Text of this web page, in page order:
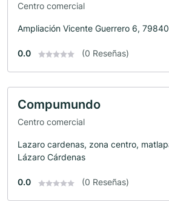
Centro comercial
Ampliación Vicente Guerrero 6,
0.0 (0 Reseñas)
Compumundo
Centro comercial
Lazaro cardenas, zona centro,
Lázaro Cárdenas
0.0 (0 Reseñas)